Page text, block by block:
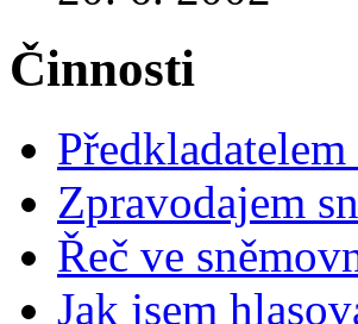
Činnosti
Zpravodajem
Řeč ve
Jak jsem